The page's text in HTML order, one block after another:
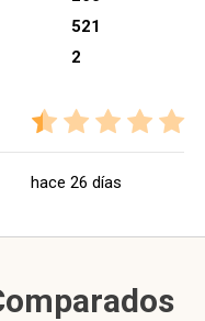
521
2
hace 26 días